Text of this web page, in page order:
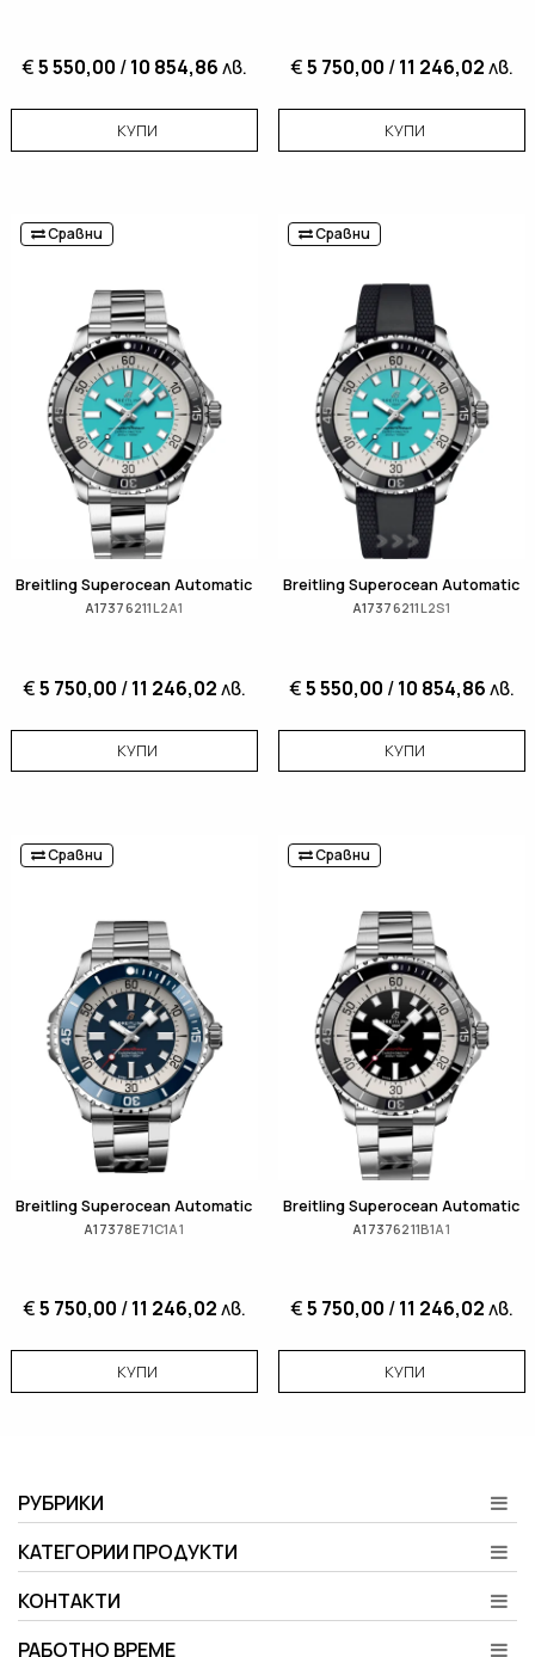
€5 550,00 /10 854,86лв.
КУПИ
€5 750,00 /11 246,02лв.
КУПИ
Сравни
Breitling Superocean Automatic
A17376211L2A1
€5 750,00 /11 246,02лв.
КУПИ
Сравни
Breitling Superocean Automatic
A17376211L2S1
€5 550,00 /10 854,86лв.
КУПИ
Сравни
Breitling Superocean Automatic
A17378E71C1A1
€5 750,00 /11 246,02лв.
КУПИ
Сравни
Breitling Superocean Automatic
A17376211B1A1
€5 750,00 /11 246,02лв.
КУПИ
РУБРИКИ
КАТЕГОРИИ ПРОДУКТИ
КОНТАКТИ
РАБОТНО ВРЕМЕ